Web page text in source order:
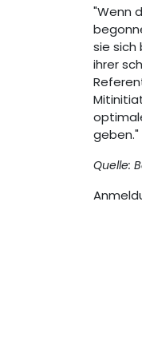
"Wenn
sie sich
ihrer
geben."
Quelle: